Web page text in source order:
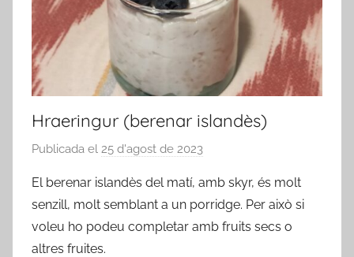
Hraeringur (berenar islandès)
Publicada el 25 d'agost de 2023
r
a
d
El berenar islandès del matí, amb skyr, és molt
senzill, molt semblant a un porridge. Per això si
voleu ho podeu completar amb fruits secs o
altres fruites.